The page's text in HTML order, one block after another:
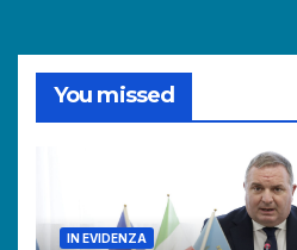
You missed
IN EVIDENZA